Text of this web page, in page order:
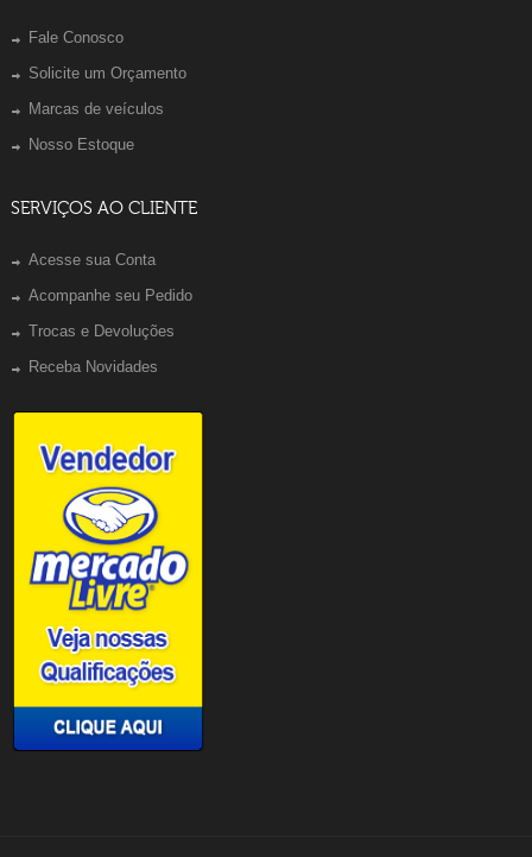
Fale Conosco
Solicite um Orçamento
Marcas de veículos
Nosso Estoque
SERVIÇOS AO CLIENTE
Acesse sua Conta
Acompanhe seu Pedido
Trocas e Devoluções
Receba Novidades